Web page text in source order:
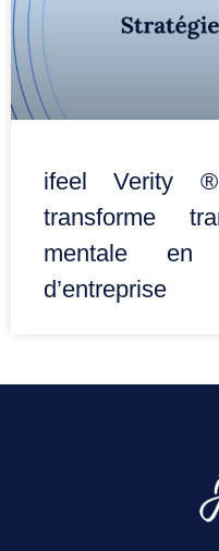
ifeel Verity
transforme
mentale en
d’entreprise